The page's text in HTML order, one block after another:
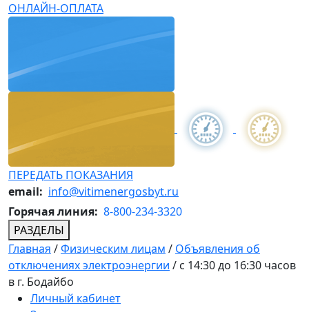
ОНЛАЙН-ОПЛАТА
ПЕРЕДАТЬ ПОКАЗАНИЯ
email: info@vitimenergosbyt.ru
Горячая линия: 8-800-234-3320
РАЗДЕЛЫ
Главная /Физическим лицам / Объявления об
отключениях электроэнергии / с 14:30 до 16:30 часов
в г. Бодайбо
Личный кабинет